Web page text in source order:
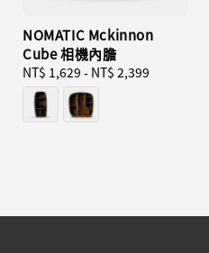
NOMATIC Mckinnon
Cube 相機內膽
Regular
price
NT$ 1,629 - NT$ 2,399